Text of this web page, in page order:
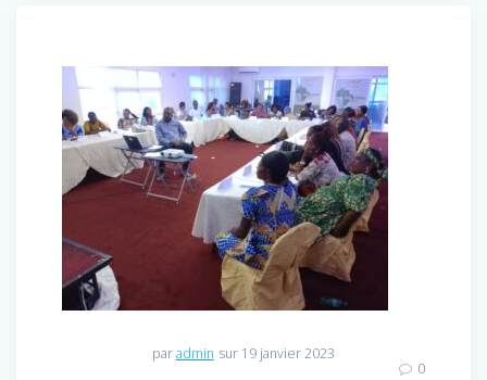
paradmin sur 19 janvier 2023
0